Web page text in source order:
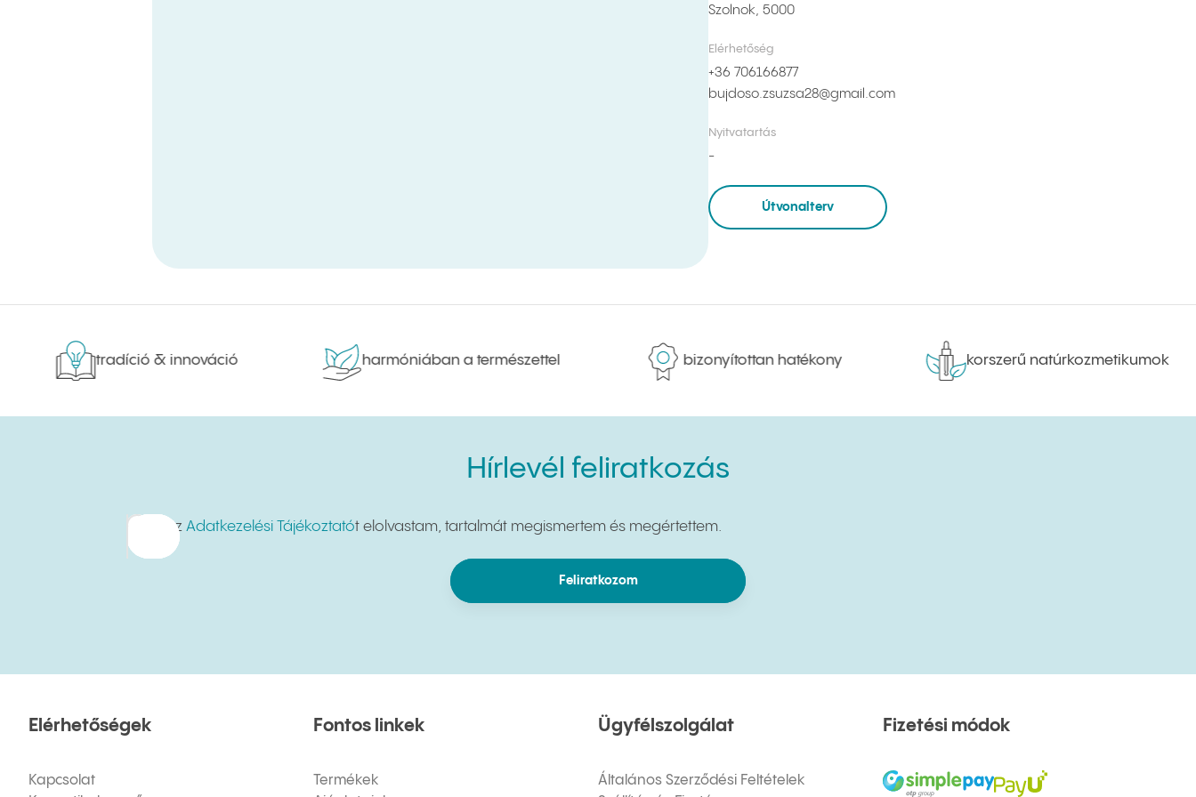
Szolnok, 5000
Elérhetőség
+36 706166877
bujdoso.zsuzsa28@gmail.com
Nyitvatartás
Útvonalterv
tradíció & innováció harmóniában a természettel bizonyítottan hatékony korszerű natúrkozmetikumok
Hírlevél feliratkozás
Az Adatkezelési Tájékoztatót elolvastam, tartalmát megismertem és megértettem.
Feliratkozom
Elérhetőségek
Kapcsolat
Fontos linkek
Termékek
Ügyfélszolgálat
Általános Szerződési Feltételek
Fizetési módok